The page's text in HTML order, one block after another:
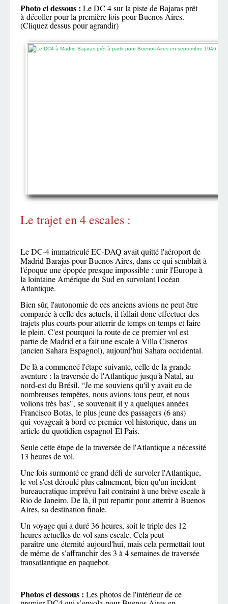
Photo ci dessous : Le DC 4 sur la piste de Bajaras prêt
à décoller pour la première fois pour Buenos Aires.
(Cliquez dessus pour agrandir)
Le trajet en 4 escales :
Le DC-4 immatriculé EC-DAQ avait quitté l'aéroport de
Madrid Barajas pour Buenos Aires, dans ce qui semblait à
l'époque une épopée presque impossible : unir l'Europe à
la lointaine Amérique du Sud en survolant l'océan
Atlantique.
Bien sûr, l'autonomie de ces anciens avions ne peut être
comparée à celle des actuels, il fallait donc effectuer des
trajets plus courts pour atterrir de temps en temps et faire
le plein. C'est pourquoi la route de ce premier vol est
partie de Madrid et a fait une escale à Villa Cisneros
(ancien Sahara Espagnol), aujourd'hui Sahara occidental.
De là a commencé l'étape suivante, celle de la grande
aventure : la traversée de l'Atlantique jusqu'à Natal, au
nord-est du Brésil. “Je me souviens qu'il y avait eu de
nombreuses tempêtes, nous avions tous peur, et nous
volions très bas", se souvenait il y a quelques années
Francisco Botas, le plus jeune des passagers (6 ans)
qui voyageait à bord ce premier vol historique, dans un
article du quotidien espagnol El Pais.
Seule cette étape de la traversée de l'Atlantique a nécessité
13 heures de vol.
Une fois surmonté ce grand défi de survoler l'Atlantique,
le vol s'est déroulé plus calmement, bien qu'un incident
bureaucratique imprévu l'ait contraint à une brève escale à
Rio de Janeiro. De là, il put repartir pour atterrir à Buenos
Aires, sa destination finale.
Un voyage qui a duré 36 heures, soit le triple des 12
heures actuelles de vol sans escale. Cela peut
paraître une éternité aujourd'hui, mais cela permettait tout
de même de s’affranchir des 3 à 4 semaines de traversée
transatlantique en paquebot.
Photos ci dessous : Les photos de l'intérieur de ce